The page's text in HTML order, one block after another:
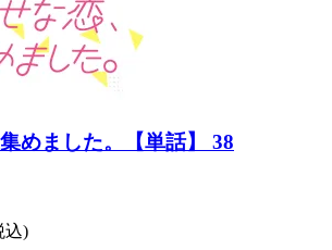
めました。【単話】 38
込)